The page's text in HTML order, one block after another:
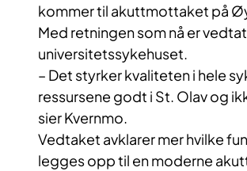
kommer til akuttmottaket på
Med retningen som nå er
universitetssykehuset.
– Det styrker kvaliteten i hele
ressursene godt i St. Olav og
sier Kvernmo.
Vedtaket avklarer mer hvilke
legges opp til en moderne